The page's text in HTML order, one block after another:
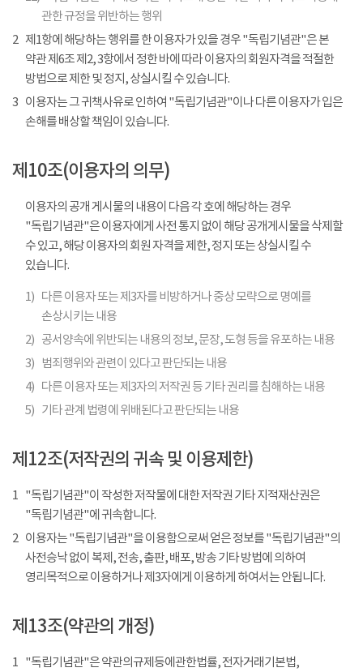
관한 규정을 위반하는 행위
2 제1항에 해당하는 행위를 한 이용자가 있을 경우 "독립기념관"은 본
약관 제6조 제2, 3항에서 정한 바에 따라 이용자의 회원자격을 적절한
방법으로 제한 및 정지, 상실시킬 수 있습니다.
3 이용자는 그 귀책사유로 인하여 "독립기념관"이나 다른 이용자가 입은
손해를 배상할 책임이 있습니다.
제10조(이용자의 의무)
이용자의 공개 게시물의 내용이 다음 각 호에 해당하는 경우
"독립기념관"은 이용자에게 사전 통지 없이 해당 공개게시물을 삭제할
수 있고, 해당 이용자의 회원 자격을 제한, 정지 또는 상실시킬 수
있습니다.
1) 다른 이용자 또는 제3자를 비방하거나 중상 모략으로 명예를
손상시키는 내용
2) 공서양속에 위반되는 내용의 정보, 문장, 도형 등을 유포하는 내용
3)
범죄행위와 관련이 있다고 판단되는 내용
4) 다른 이용자 또는 제3자의 저작권 등 기타 권리를 침해하는 내용
5) 기타 관계 법령에 위배된다고 판단되는 내용
제12조(저작권의 귀속 및 이용제한)
1 "독립기념관"이 작성한 저작물에 대한 저작권 기타 지적재산권은
"독립기념관"에 귀속합니다.
2 이용자는 "독립기념관"을 이용함으로써 얻은 정보를 "독립기념관"의
사전승낙 없이 복제, 전송, 출판, 배포, 방송 기타 방법에 의하여
영리목적으로 이용하거나 제3자에게 이용하게 하여서는 안됩니다.
제13조(약관의 개정)
1 "독립기념관"은 약관의규제등에관한법률, 전자거래기본법,